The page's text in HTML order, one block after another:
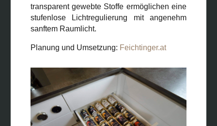
transparent gewebte Stoffe ermöglichen eine
stufenlose Lichtregulierung mit angenehm
sanftem Raumlicht.
Planung und Umsetzung: Feichtinger.at